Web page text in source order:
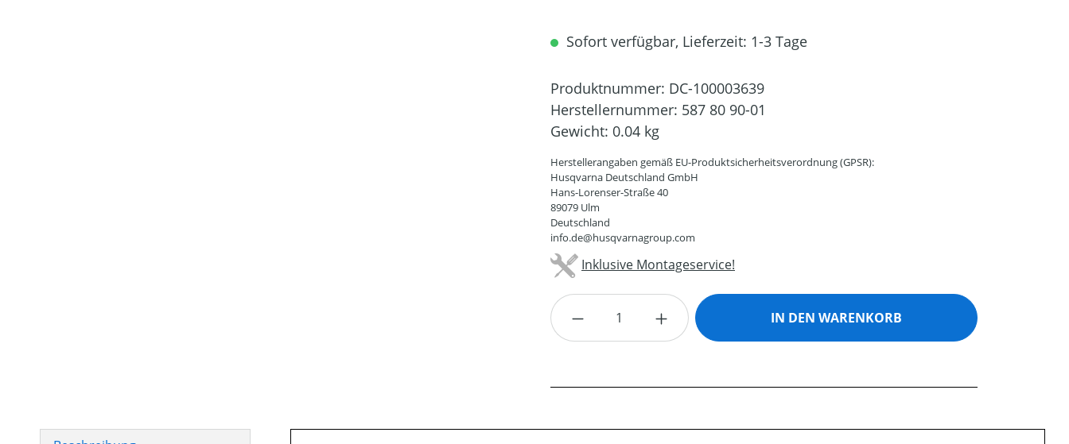
Sofort verfügbar, Lieferzeit: 1-3 Tage
Produktnummer: DC-100003639
Herstellernummer: 587 80 90-01
Gewicht: 0.04 kg
Herstellerangaben gemäß EU-Produktsicherheitsverordnung (GPSR):
Husqvarna Deutschland GmbH
Hans-Lorenser-Straße 40
89079 Ulm
Deutschland
info.de@husqvarnagroup.com
Inklusive Montageservice!
Produkt Anzahl: Gib den gewünschten Wert ein oder
IN DEN WARENKORB